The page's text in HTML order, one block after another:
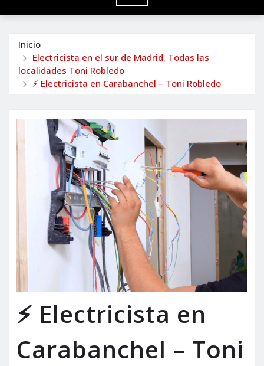
Inicio
Electricista en el sur de Madrid. Todas las
localidades Toni Robledo
⚡ Electricista en Carabanchel – Toni Robledo
⚡ Electricista en
Carabanchel – Toni